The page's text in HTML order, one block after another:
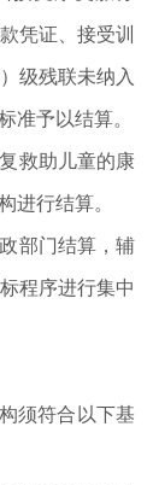
凭证、接受训
级残联未纳入
准予以结算。
救助儿童的康
进行结算。
部门结算，辅
程序进行集中
须符合以下基